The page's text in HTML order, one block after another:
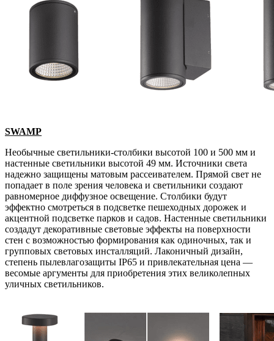
SWAMP
Необычные светильники-столбики высотой 100 и 500 мм и
настенные светильники высотой 49 мм. Источники света
надежно защищены матовым рассеивателем. Прямой свет не
попадает в поле зрения человека и светильники создают
равномерное диффузное освещение. Столбики будут
эффектно смотреться в подсветке пешеходных дорожек и
акцентной подсветке парков и садов. Настенные светильники
создадут декоративные световые эффекты на поверхности
стен с возможностью формирования как одиночных, так и
групповых световых инсталляций. Лаконичный дизайн,
степень пылевлагозащиты IP65 и привлекательная цена —
весомые аргументы для приобретения этих великолепных
уличных светильников.